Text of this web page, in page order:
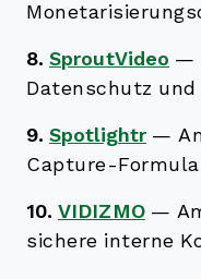
8. SproutVideo —
Datenschutz
9. Spotlightr —
Capture-
10. VIDIZMO —
sichere interne